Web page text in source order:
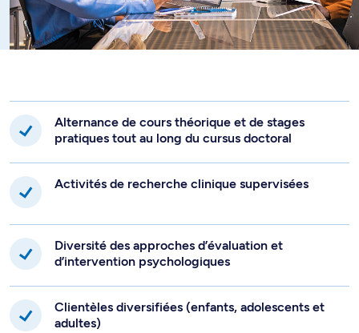
Alternance de cours théorique et de stages
pratiques tout au long du cursus doctoral
Activités de recherche clinique supervisées
Diversité des approches d’évaluation et
d’intervention psychologiques
Clientèles diversifiées (enfants, adolescents et
adultes)